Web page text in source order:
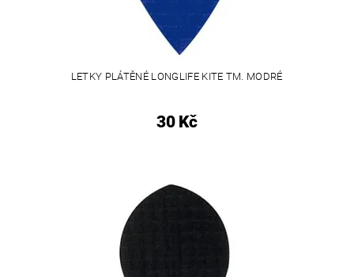
LETKY PLÁTĚNÉ LONGLIFE KITE TM. MODRÉ
30 Kč